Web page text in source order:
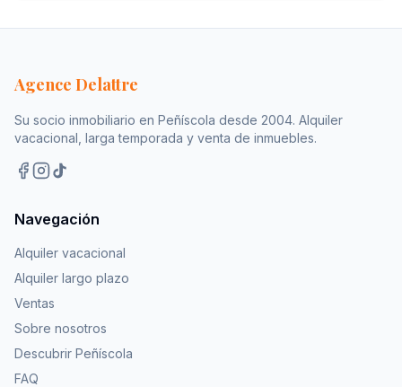
Agence Delattre
Su socio inmobiliario en Peñíscola desde 2004. Alquiler
vacacional, larga temporada y venta de inmuebles.
Navegación
Alquiler vacacional
Alquiler largo plazo
Ventas
Sobre nosotros
Descubrir Peñíscola
FAQ